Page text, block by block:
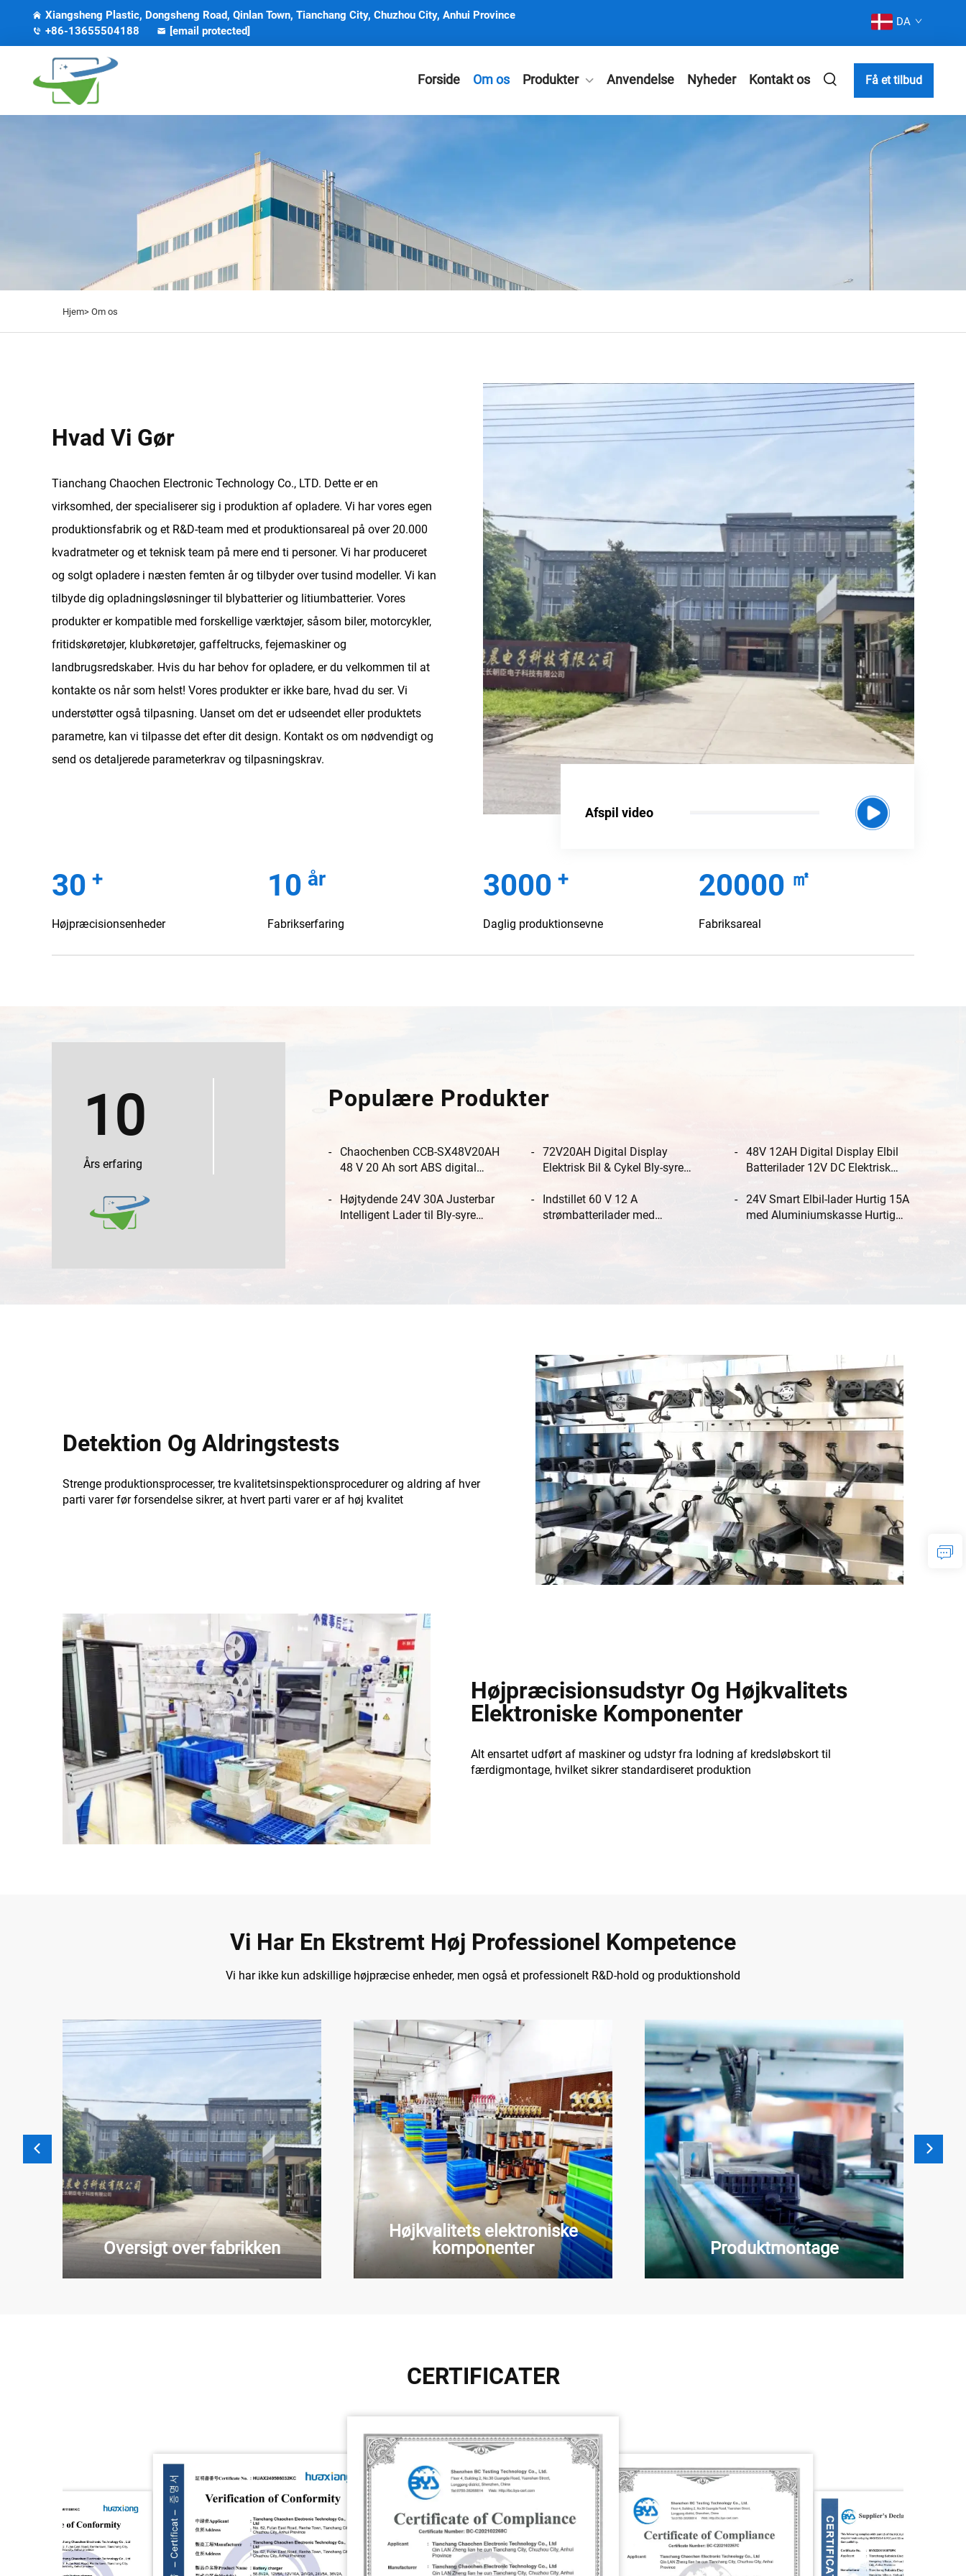
Xiangsheng Plastic, Dongsheng Road, Qinlan Town, Tianchang City, Chuzhou City, Anhui Province
+86-13655504188
[email protected]
DA
Forside Om os Produkter Anvendelse Nyheder Kontakt os Få et tilbud
Hjem> Om os
Hvad Vi Gør
Tianchang Chaochen Electronic Technology Co., LTD. Dette er en
virksomhed, der specialiserer sig i produktion af opladere. Vi har vores egen
produktionsfabrik og et R&D-team med et produktionsareal på over 20.000
kvadratmeter og et teknisk team på mere end ti personer. Vi har produceret
og solgt opladere i næsten femten år og tilbyder over tusind modeller. Vi kan
tilbyde dig opladningsløsninger til blybatterier og litiumbatterier. Vores
produkter er kompatible med forskellige værktøjer, såsom biler, motorcykler,
fritidskøretøjer, klubkøretøjer, gaffeltrucks, fejemaskiner og
landbrugsredskaber. Hvis du har behov for opladere, er du velkommen til at
kontakte os når som helst! Vores produkter er ikke bare, hvad du ser. Vi
understøtter også tilpasning. Uanset om det er udseendet eller produktets
parametre, kan vi tilpasse det efter dit design. Kontakt os om nødvendigt og
send os detaljerede parameterkrav og tilpasningskrav.
Afspil video
30 +
Højpræcisionsenheder
10 år
Fabrikserfaring
3000 +
Daglig produktionsevne
20000 ㎡
Fabriksareal
10
Års erfaring
Populære Produkter
Chaochenben CCB-SX48V20AH
48 V 20 Ah sort ABS digital
AC100-240 DC/AC port 2,8 A
output
72V20AH Digital Display
Elektrisk Bil & Cykel Bly-syre
elektrisk værktøj
48V 12AH Digital Display Elbil
Batterilader 12V DC Elektrisk
syre Elektrisk Værktøj
Højtydende 24V 30A Justerbar
Intelligent Lader til Bly-syre
Indstillet 60 V 12 A
strømbatterilader med
24V Smart Elbil-lader Hurtig 15A
med Aluminiumskasse Hurtig
Detektion Og Aldringstests
Strenge produktionsprocesser, tre kvalitetsinspektionsprocedurer og aldring af hver
parti varer før forsendelse sikrer, at hvert parti varer er af høj kvalitet
Højpræcisionsudstyr Og Højkvalitets
Elektroniske Komponenter
Alt ensartet udført af maskiner og udstyr fra lodning af kredsløbskort til
færdigmontage, hvilket sikrer standardiseret produktion
Vi Har En Ekstremt Høj Professionel Kompetence
Vi har ikke kun adskillige højpræcise enheder, men også et professionelt R&D-hold og produktionshold
Oversigt over fabrikken
Højkvalitets elektroniske
komponenter
Produktmontage
CERTIFICATER